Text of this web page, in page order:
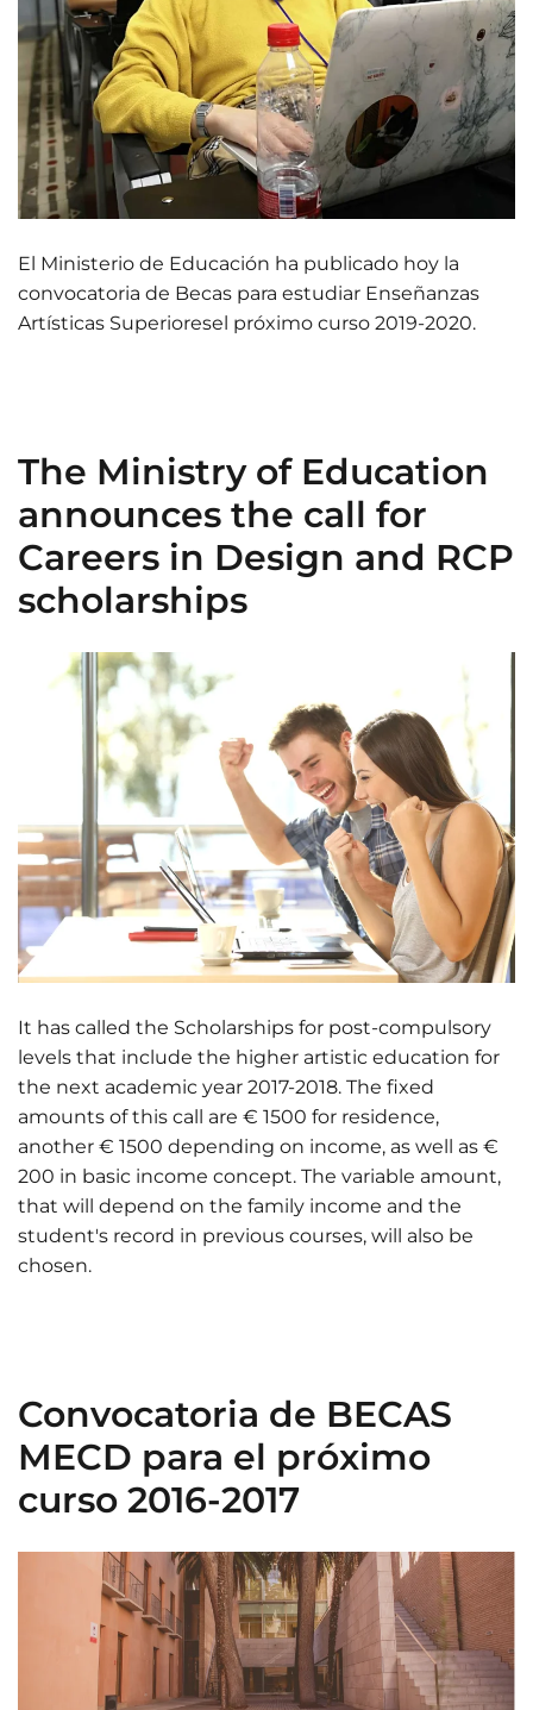
El Ministerio de Educación ha publicado hoy la
convocatoria de Becas para estudiar Enseñanzas
Artísticas Superioresel próximo curso 2019-2020.
The Ministry of Education
announces the call for
Careers in Design and RCP
scholarships
It has called the Scholarships for post-compulsory
levels that include the higher artistic education for
the next academic year 2017-2018. The fixed
amounts of this call are € 1500 for residence,
another € 1500 depending on income, as well as €
200 in basic income concept. The variable amount,
that will depend on the family income and the
student's record in previous courses, will also be
chosen.
Convocatoria de BECAS
MECD para el próximo
curso 2016-2017